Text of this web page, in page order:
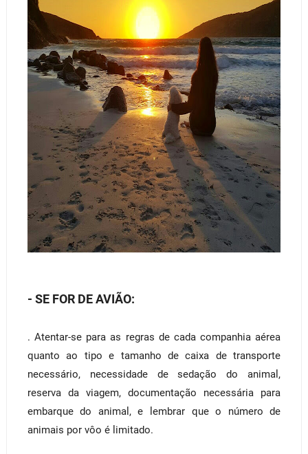
- SE FOR DE AVIÃO:
. Atentar-se para as regras de cada companhia aérea
quanto ao tipo e tamanho de caixa de transporte
necessário, necessidade de sedação do animal,
reserva da viagem, documentação necessária para
embarque do animal, e lembrar que o número de
animais por vôo é limitado.